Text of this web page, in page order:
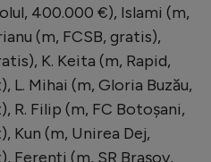
400.000 €), Islami (m,
(m, FCSB, gratis),
K. Keita (m, Rapid,
L. Mihai (m, Gloria Buzău,
R. Filip (m, FC Botoșani,
Kun (m, Unirea Dej,
Ferenți (m, SR Brașov,